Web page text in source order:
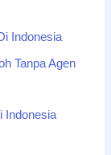
Indonesia
Tanpa Agen
Indonesia